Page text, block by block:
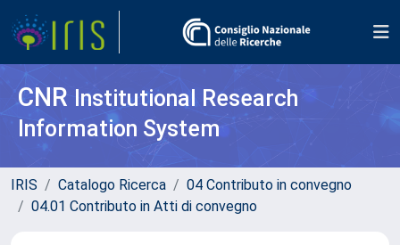
CNR Institutional Research
Information System
IRIS Catalogo Ricerca
04 Contributo in convegno
04.01 Contributo in Atti di convegno